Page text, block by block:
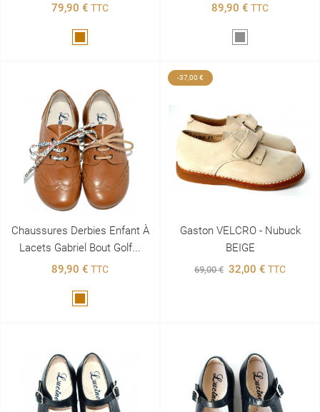
79,90 € TTC
89,90 € TTC
Chaussures Derbies Enfant À
Lacets Gabriel Bout Golf...
89,90 € TTC
-37,00 €
Gaston VELCRO - Nubuck
BEIGE
69,00 € 32,00 € TTC